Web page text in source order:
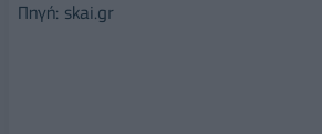
Πηγή: skai.gr